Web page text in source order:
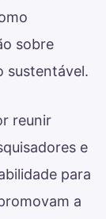
sobre
sustentável.
reunir
e
para
a